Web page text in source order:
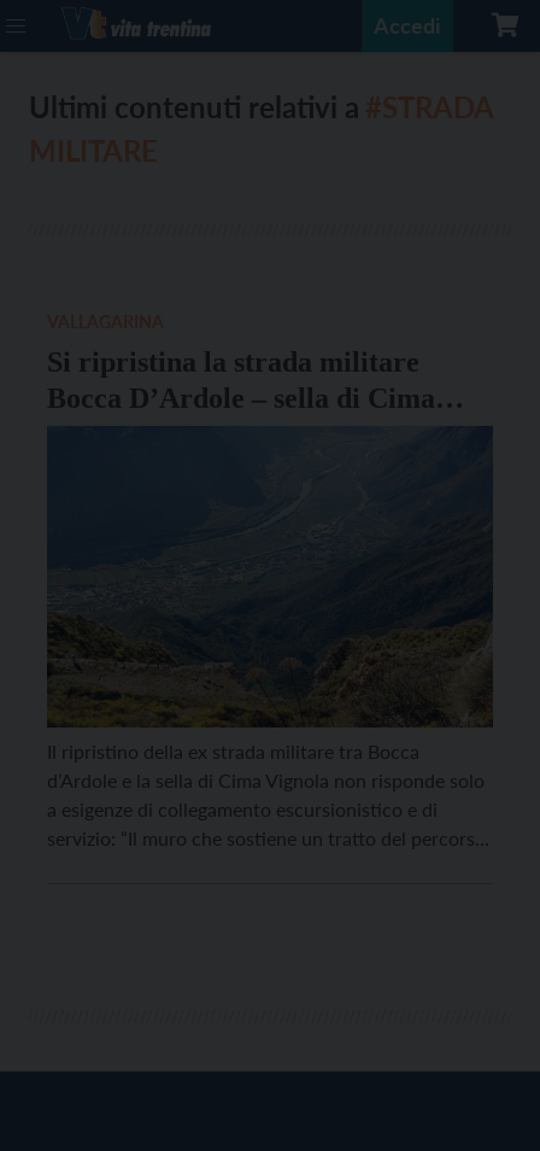
Accedi
Ultimi contenuti relativi a
Si ripristina la strada militare
Bocca D’Ardole – sella di Cima
Vignola
Il ripristino della ex strada militare tra Bocca
d’Ardole e la sella di Cima Vignola non risponde solo
a esigenze di collegamento escursionistico e di
servizio: “Il muro che sostiene un tratto del percorso